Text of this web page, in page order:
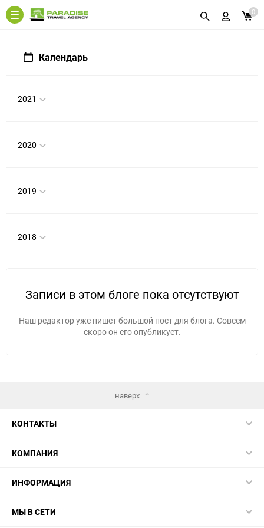
0
Календарь
2021
2020
2019
2018
Записи в этом блоге пока отсутствуют
Наш редактор уже пишет большой пост для блога. Совсем
скоро он его опубликует.
наверх
КОНТАКТЫ
КОМПАНИЯ
ИНФОРМАЦИЯ
МЫ В СЕТИ